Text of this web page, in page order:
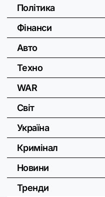
Політика
Фінанси
Авто
Техно
WAR
Світ
Україна
Кримінал
Новини
Тренди